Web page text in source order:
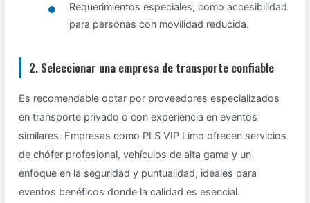
Requerimientos especiales, como accesibilidad
para personas con movilidad reducida.
2. Seleccionar una empresa de transporte confiable
Es recomendable optar por proveedores especializados
en transporte privado o con experiencia en eventos
similares. Empresas como PLS VIP Limo ofrecen servicios
de chófer profesional, vehículos de alta gama y un
enfoque en la seguridad y puntualidad, ideales para
eventos benéficos donde la calidad es esencial.